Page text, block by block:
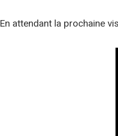
En attendant la prochaine